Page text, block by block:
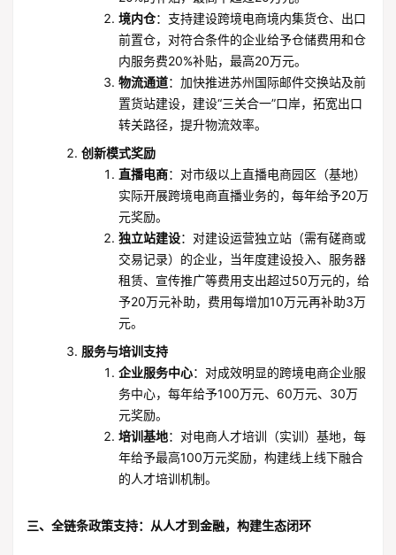
境内仓：支持建设跨境电商境内集货仓、出口
前置仓，对符合条件的企业给予仓储费用和仓
内服务费20%补贴，最高20万元。
物流通道：加快推进苏州国际邮件交换站及前
置货站建设，建设“三关合一”口岸，拓宽出口
转关路径，提升物流效率。
创新模式奖励
直播电商：对市级以上直播电商园区（基地）
实际开展跨境电商直播业务的，每年给予20万
元奖励。
独立站建设：对建设运营独立站（需有磋商或
交易记录）的企业，当年度建设投入、服务器
租赁、宣传推广等费用支出超过50万元的，给
予20万元补助，费用每增加10万元再补助3万
元。
服务与培训支持
企业服务中心：对成效明显的跨境电商企业服
务中心，每年给予100万元、60万元、30万
元奖励。
培训基地：对电商人才培训（实训）基地，每
年给予最高100万元奖励，构建线上线下融合
的人才培训机制。
三、全链条政策支持：从人才到金融，构建生态闭环